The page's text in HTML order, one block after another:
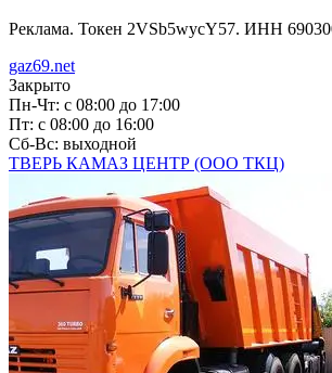
Реклама. Токен 2VSb5wycY57. ИНН
gaz69.net
Закрыто
Пн-Чт: с 08:00 до 17:00
Пт: с 08:00 до 16:00
Сб-Вс: выходной
ТВЕРЬ КАМАЗ ЦЕНТР (ООО ТКЦ)